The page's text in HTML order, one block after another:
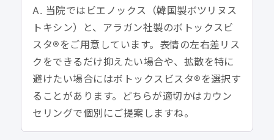
A. 当院ではビエノックス（韓国製ボツリヌス
トキシン）と、アラガン社製のボトックスビ
スタ®をご用意しています。表情の左右差リス
クをできるだけ抑えたい場合や、拡散を特に
避けたい場合にはボトックスビスタ®を選択す
ることがあります。どちらが適切かはカウン
セリングで個別にご提案しますね。